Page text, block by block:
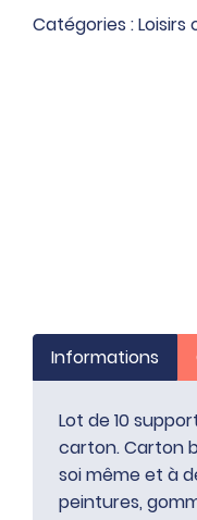
en
Catégories :Loisirs
Informations
Lot de 10
carton. Carton
soi même et à
peintures,